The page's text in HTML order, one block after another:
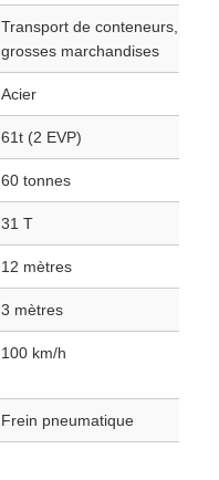
Transport de conteneurs, de
grosses marchandises
Acier
61t (2 EVP)
60 tonnes
31 T
12 mètres
3 mètres
100 km/h
Frein pneumatique